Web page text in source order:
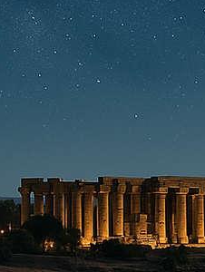
EGIPTO
2X1